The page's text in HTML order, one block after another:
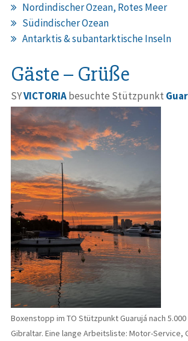
Nordindischer Ozean, Rotes Meer
Südindischer Ozean
Antarktis & subantarktische Inseln
Gäste – Grüße
SYVICTORIAbesuchte Stützpunkt
Boxenstopp im TO Stützpunkt Guarujá nach
Gibraltar. Eine lange Arbeitsliste: Motor-Service,